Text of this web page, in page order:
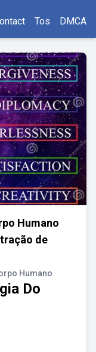
Tos DMCA
Humano
de
Humano
Do